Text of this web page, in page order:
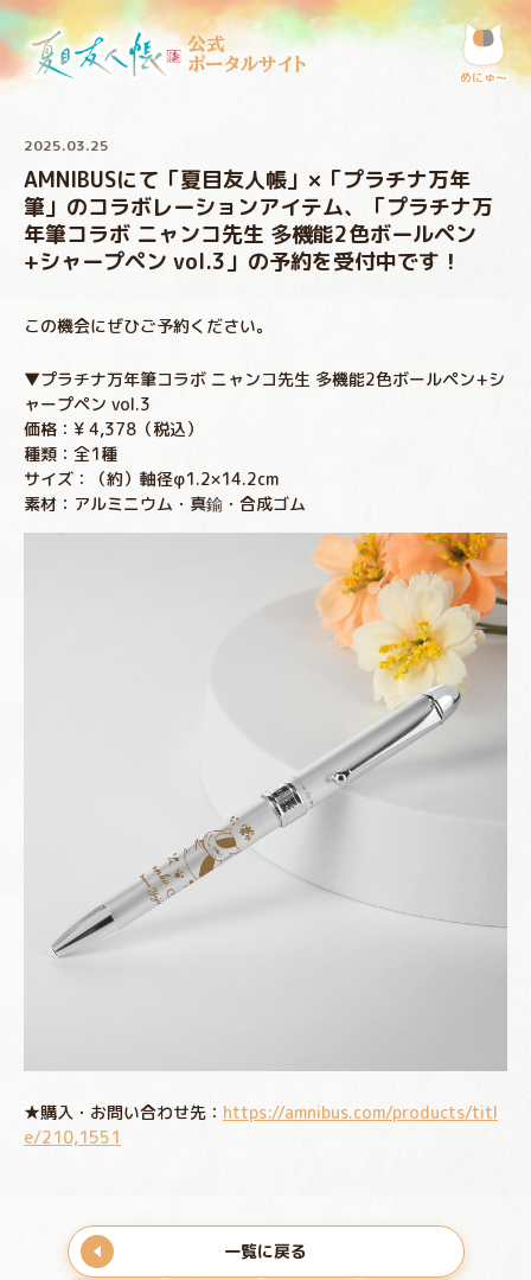
公式
ポータルサイト
めにゅ〜
2025.03.25
AMNIBUSにて「夏目友人帳」×「プラチナ万年
筆」のコラボレーションアイテム、「プラチナ万
年筆コラボ ニャンコ先生 多機能2色ボールペン
+シャープペン vol.3」の予約を受付中です！
この機会にぜひご予約ください。
▼プラチナ万年筆コラボ ニャンコ先生 多機能2色ボールペン+シ
ャープペン vol.3
価格：¥ 4,378（税込）
種類：全1種
サイズ：（約）軸径φ1.2×14.2cm
素材：アルミニウム・真鍮・合成ゴム
★購入・お問い合わせ先： https://amnibus.com/products/titl
e/210,1551
一覧に戻る